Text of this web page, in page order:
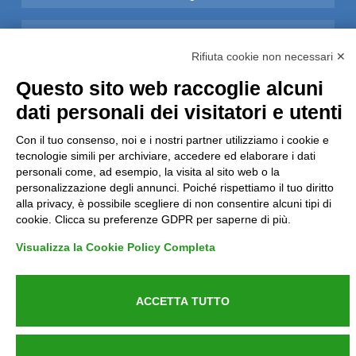
Reclami
Rimborsi ed Indennizzi
Contatti
P.IVA 05538100727 - C.so Italia n.8 70123, BARI
Rifiuta cookie non necessari ✕
Questo sito web raccoglie alcuni
dati personali dei visitatori e utenti
Con il tuo consenso, noi e i nostri partner utilizziamo i cookie e
tecnologie simili per archiviare, accedere ed elaborare i dati
personali come, ad esempio, la visita al sito web o la
personalizzazione degli annunci. Poiché rispettiamo il tuo diritto
alla privacy, è possibile scegliere di non consentire alcuni tipi di
cookie. Clicca su preferenze GDPR per saperne di più.
Visualizza la Cookie Policy Completa
ACCETTA TUTTO